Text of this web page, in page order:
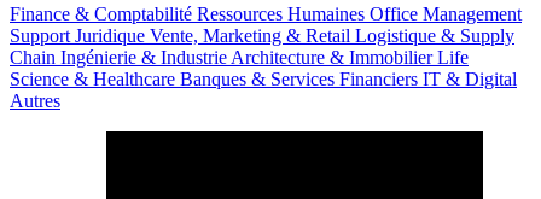
Finance & Comptabilité Ressources Humaines Office Management
SupportJuridique Vente, Marketing & Retail Logistique & Supply
Chain Ingénierie & IndustrieArchitecture & ImmobilierLife
Science & Healthcare Banques & Services Financiers IT & Digital
Autres